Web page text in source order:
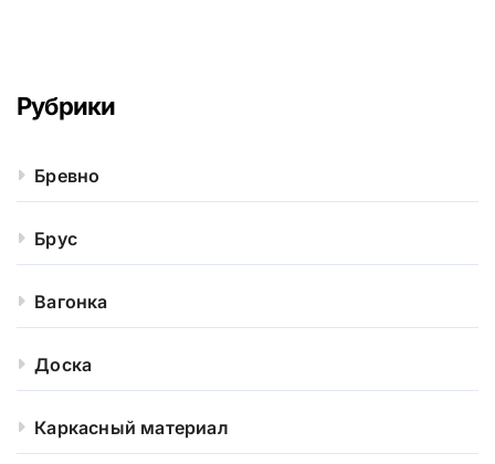
Рубрики
Бревно
Брус
Вагонка
Доска
Каркасный материал